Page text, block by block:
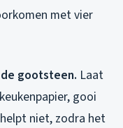
met vier
gootsteen. Laat
gooi
niet, zodra het